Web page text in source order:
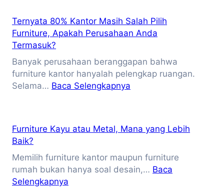
Ternyata 80% Kantor Masih Salah Pilih
Furniture, Apakah Perusahaan Anda
Termasuk?
Banyak perusahaan beranggapan bahwa
furniture kantor hanyalah pelengkap ruangan.
Selama… Baca Selengkapnya
Masih
Pilih
Furniture,
Furniture Kayu atau Metal, Mana yang Lebih
Baik?
Memilih furniture kantor maupun furniture
rumah bukan hanya soal desain,… Baca
Selengkapnya